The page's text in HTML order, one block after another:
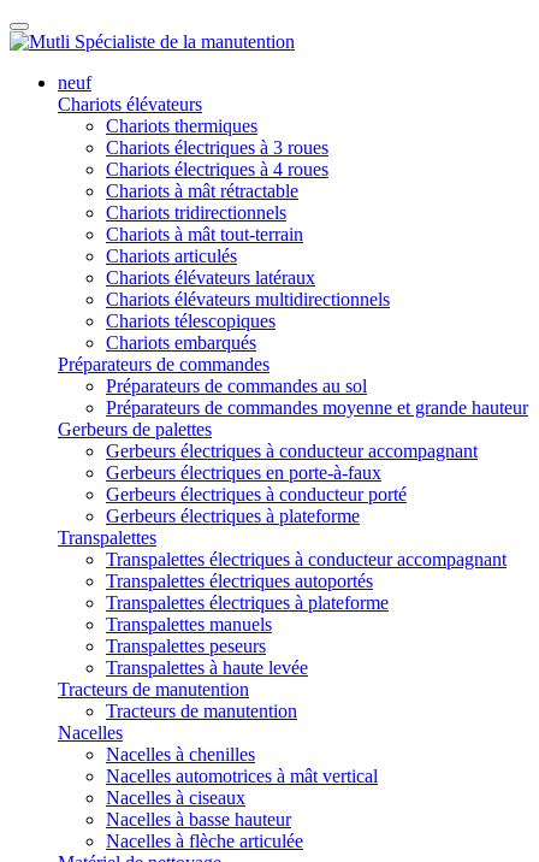
neuf
Chariots élévateurs
Chariots thermiques
Chariots électriques à 3 roues
Chariots électriques à 4 roues
Chariots à mât rétractable
Chariots tridirectionnels
Chariots à mât tout-terrain
Chariots articulés
Chariots élévateurs latéraux
Chariots élévateurs multidirectionnels
Chariots télescopiques
Chariots embarqués
Préparateurs de commandes
Préparateurs de commandes au sol
Préparateurs de commandes moyenne et grande hauteur
Gerbeurs de palettes
Gerbeurs électriques à conducteur accompagnant
Gerbeurs électriques en porte-à-faux
Gerbeurs électriques à conducteur porté
Gerbeurs électriques à plateforme
Transpalettes
Transpalettes électriques à conducteur accompagnant
Transpalettes électriques autoportés
Transpalettes électriques à plateforme
Transpalettes manuels
Transpalettes peseurs
Transpalettes à haute levée
Tracteurs de manutention
Tracteurs de manutention
Nacelles
Nacelles à chenilles
Nacelles automotrices à mât vertical
Nacelles à ciseaux
Nacelles à basse hauteur
Nacelles à flèche articulée